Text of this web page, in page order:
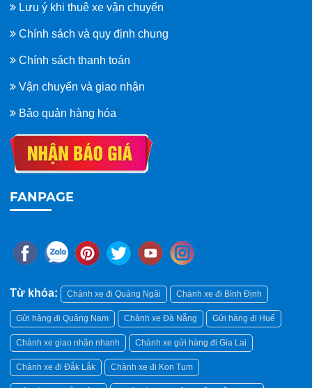
Lưu ý khi thuê xe vận chuyển
Chính sách và quy định chung
Chính sách thanh toán
Vận chuyển và giao nhận
Bảo quản hàng hóa
FANPAGE
Từ khóa: Chành xe đi Quảng Ngãi Chành xe đi Bình Định
Gửi hàng đi Quảng Nam Chành xe Đà Nẵng Gửi hàng đi Huế
Chành xe giao nhận nhanh Chành xe gửi hàng đi Gia Lai
Chành xe đi Đắk Lắk Chành xe đi Kon Tum